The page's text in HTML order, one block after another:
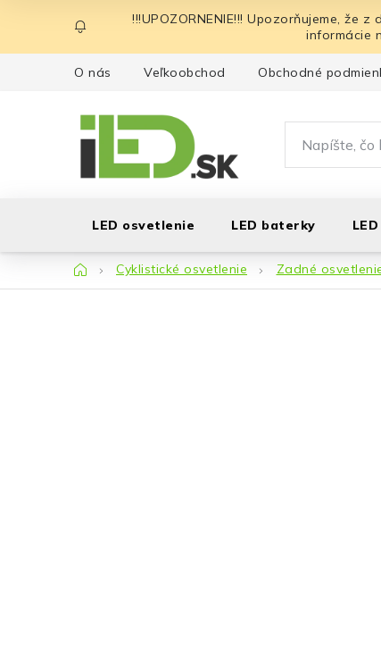
obsah
!!!UPOZORNENIE!!! Upozorňujeme,
informácie
O nás Veľkoobchod Obchodné
LED osvetlenie LED baterky
DomovCyklistické osvetlenie Zadné